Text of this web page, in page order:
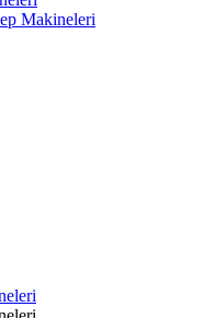
Makineleri